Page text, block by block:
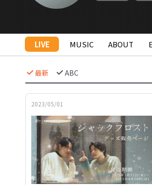
LIVE MUSIC ABOUT
最新 ABC
2023/05/01